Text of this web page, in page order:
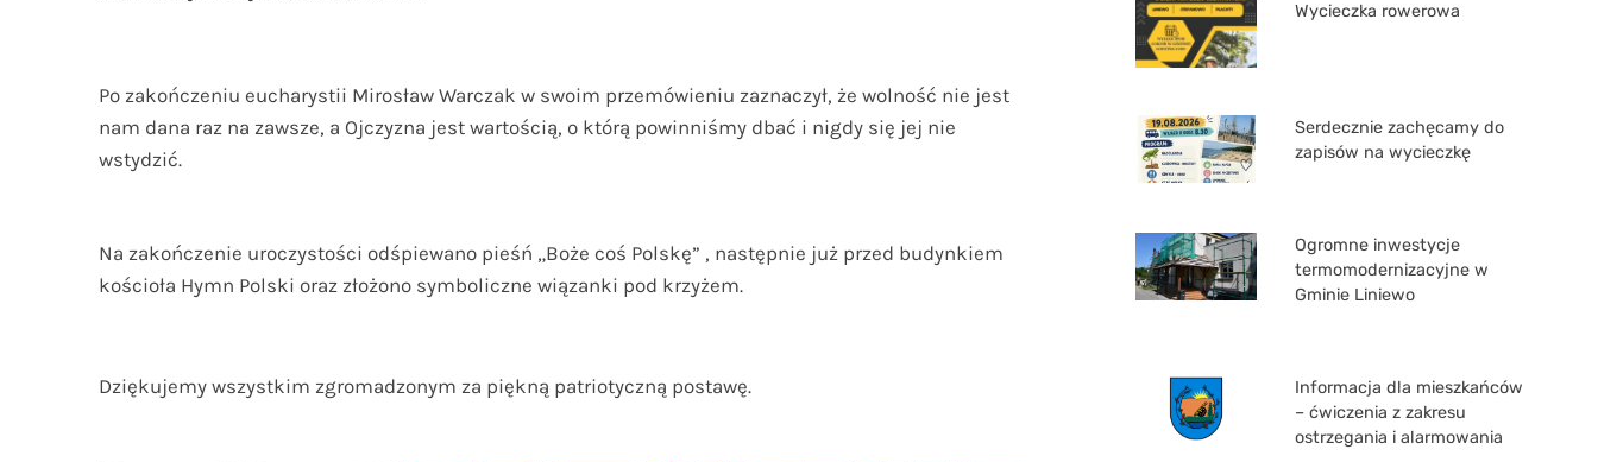
Po zakończeniu eucharystii Mirosław Warczak w swoim przemówieniu zaznaczył, że wolność nie jest
nam dana raz na zawsze, a Ojczyzna jest wartością, o którą powinniśmy dbać i nigdy się jej nie
wstydzić.
Na zakończenie uroczystości odśpiewano pieśń „Boże coś Polskę” , następnie już przed budynkiem
kościoła Hymn Polski oraz złożono symboliczne wiązanki pod krzyżem.
Dziękujemy wszystkim zgromadzonym za piękną patriotyczną postawę.
Wycieczka rowerowa
Serdecznie zachęcamy do
zapisów na wycieczkę
Ogromne inwestycje
termomodernizacyjne w
Gminie Liniewo
Informacja dla mieszkańców
– ćwiczenia z zakresu
ostrzegania i alarmowania